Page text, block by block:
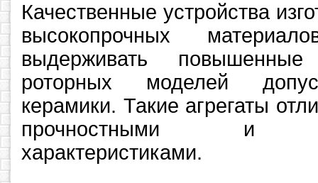
Качественные устройства
высокопрочных
выдерживать
роторных моделей
керамики. Такие агрегаты
прочностными и
характеристиками.